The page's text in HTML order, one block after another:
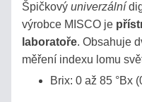
Špičkový univerzální
výrobce MISCO je
laboratoře. Obsahuje
měření indexu lomu
Brix: 0 až 85 °Bx